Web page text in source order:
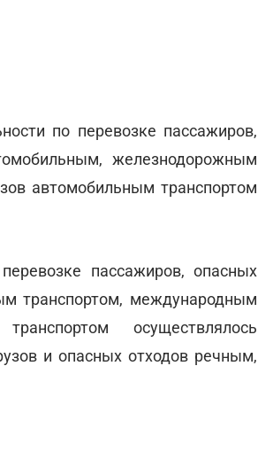
по перевозке пассажиров,
железнодорожным
автомобильным транспортом
пассажиров, опасных
транспортом, международным
осуществлялось
и опасных отходов речным,